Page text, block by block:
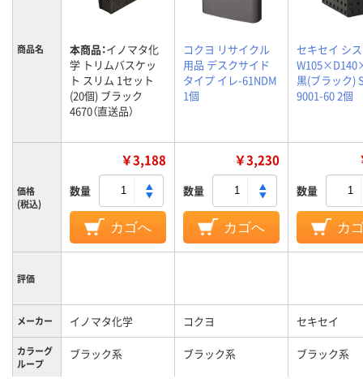
商品名 本商品：イノマタ化
学 トリムバスケッ
ト スリム 1セット
(20個) ブラック
4670（直送品）
コクヨ リサイクル
用品 デスクサイド
タイプ イレ-61NDM
1個
セキセイ シ
黒(ブラック)
9001-60 2個
価格
(税込)
￥3,188
数量
カゴへ
￥3,230
数量
カゴへ
数量
カ
評価
メーカー イノマタ化学 コクヨ セキセイ
カラーグ
ループ
ブラック系 ブラック系 ブラック系